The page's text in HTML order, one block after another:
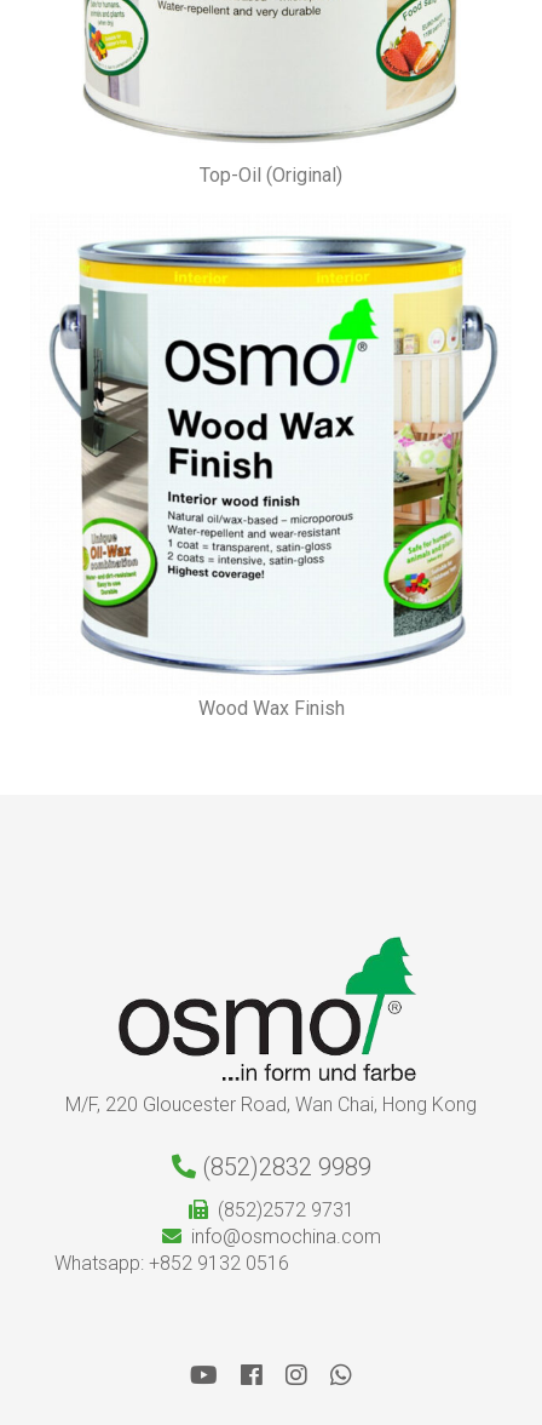
Top-Oil (Original)
Wood Wax Finish
M/F, 220 Gloucester Road, Wan Chai, Hong Kong
(852)2832 9989
(852)2572 9731
info@osmochina.com
Whatsapp: +852 9132 0516